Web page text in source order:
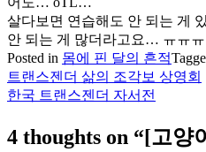
살다보면 연습해도 안 되는 게
안 되는 게 많더라고요… ㅠㅠㅠ
Posted in 몸에 핀 달의 흔적
글
색
트랜스젠더 삶의 조각보 상영회
한국 트랜스젠더 자서전
4 thoughts on “[고양